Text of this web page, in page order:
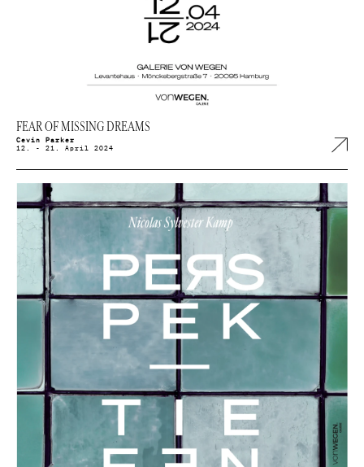
FEAR OF MISSING DREAMS
Cevin Parker
12. - 21. April 2024